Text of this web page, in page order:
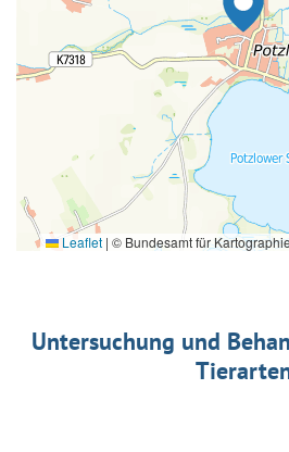
Leaflet | © Bundesamt für
Untersuchung und